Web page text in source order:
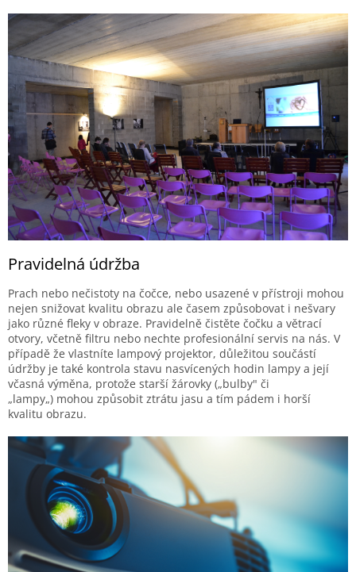
Pravidelná údržba
Prach nebo nečistoty na čočce, nebo usazené v přístroji mohou
nejen snižovat kvalitu obrazu ale časem způsobovat i nešvary
jako různé fleky v obraze. Pravidelně čistěte čočku a větrací
otvory, včetně filtru nebo nechte profesionální servis na nás. V
případě že vlastníte lampový projektor, důležitou součástí
údržby je také kontrola stavu nasvícených hodin lampy a její
včasná výměna, protože starší žárovky („bulby" či
„lampy„) mohou způsobit ztrátu jasu a tím pádem i horší
kvalitu obrazu.